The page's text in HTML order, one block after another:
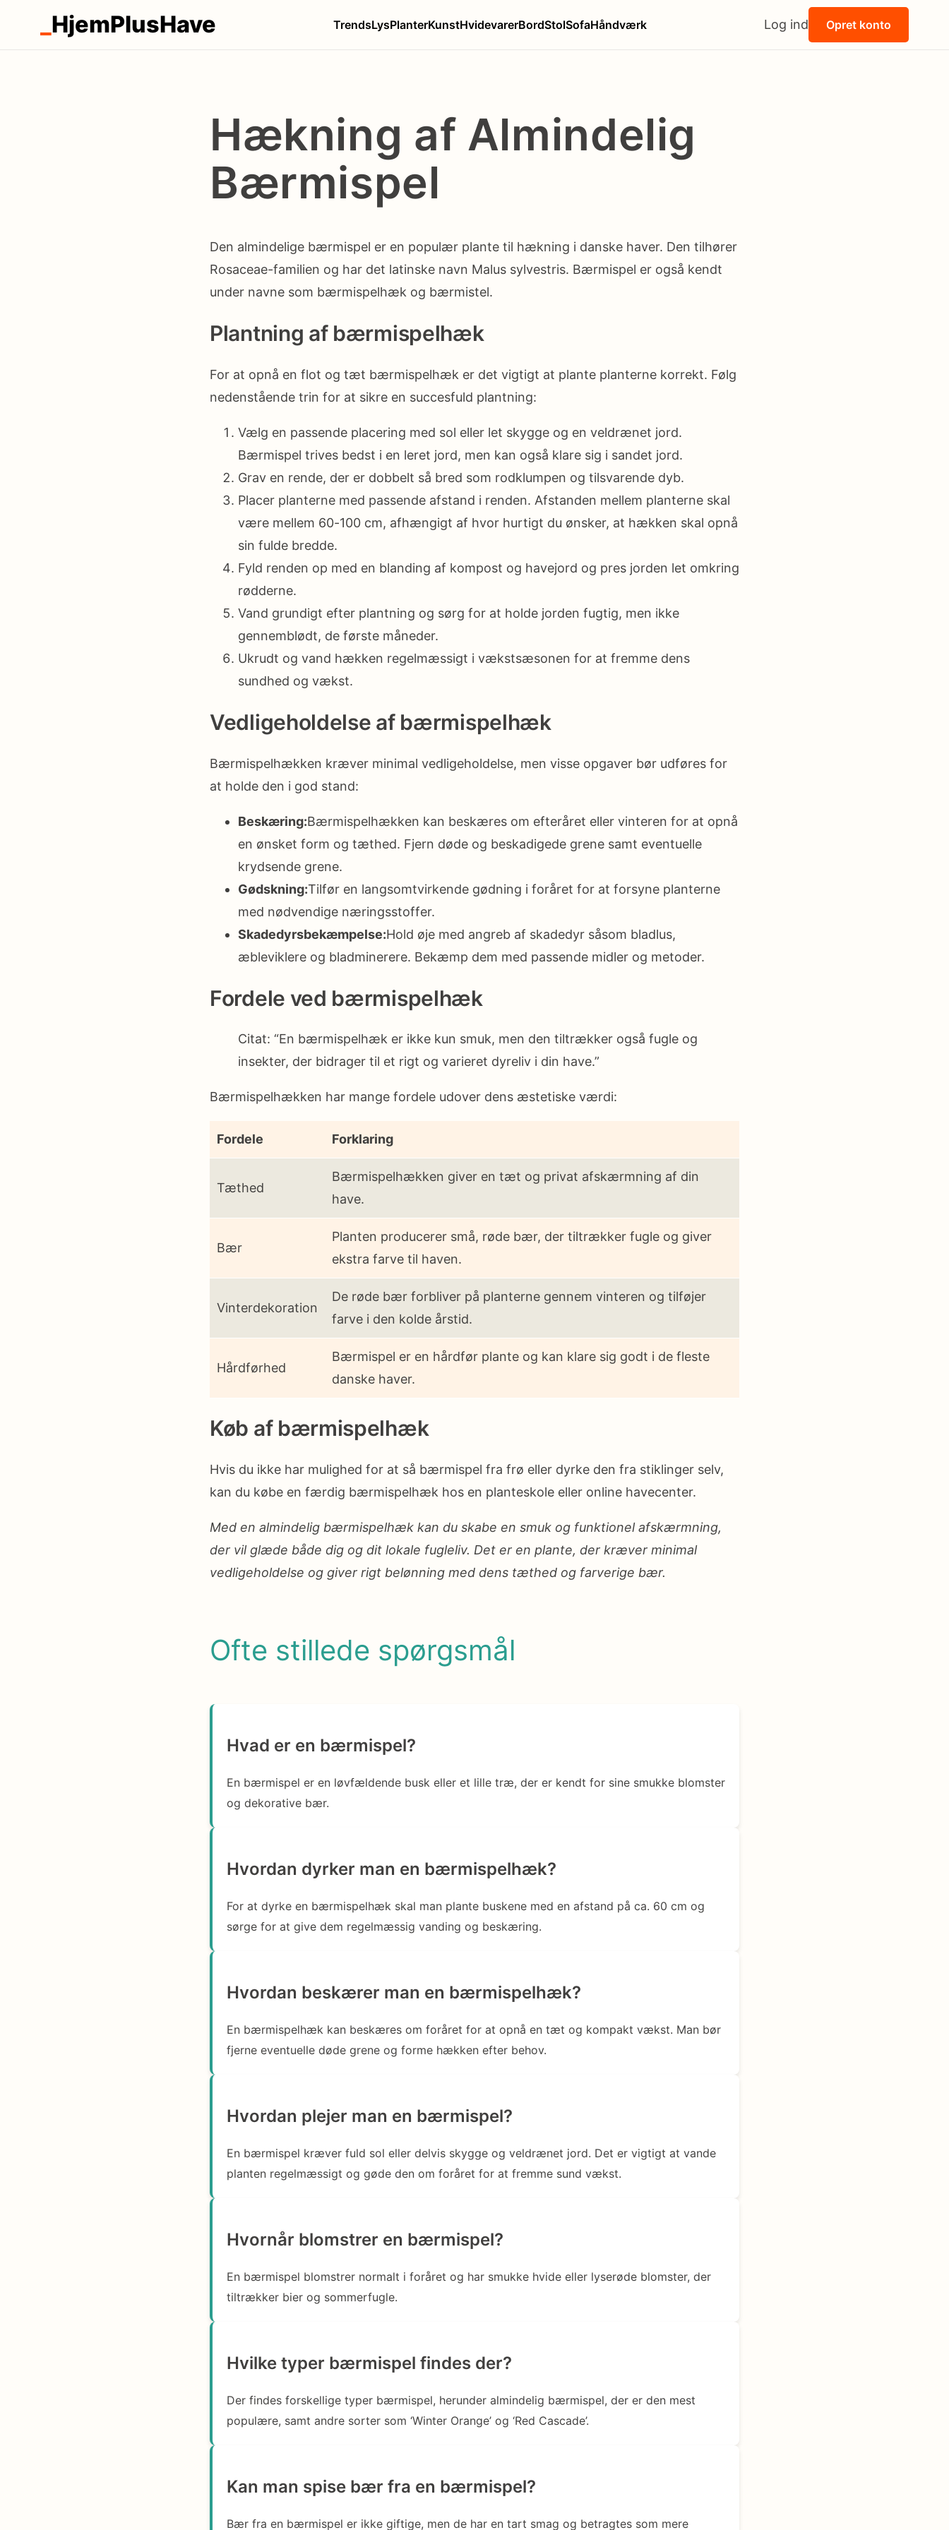
HjemPlusHave TrendsLysPlanterKunstHvidevarerBordStolSofaHåndværk Log ind Opret konto
Hækning af Almindelig
Bærmispel
Den almindelige bærmispel er en populær plante til hækning i danske haver. Den tilhører
Rosaceae-familien og har det latinske navn Malus sylvestris. Bærmispel er også kendt
under navne som bærmispelhæk og bærmistel.
Plantning af bærmispelhæk
For at opnå en flot og tæt bærmispelhæk er det vigtigt at plante planterne korrekt. Følg
nedenstående trin for at sikre en succesfuld plantning:
Vælg en passende placering med sol eller let skygge og en veldrænet jord.
Bærmispel trives bedst i en leret jord, men kan også klare sig i sandet jord.
Grav en rende, der er dobbelt så bred som rodklumpen og tilsvarende dyb.
Placer planterne med passende afstand i renden. Afstanden mellem planterne skal
være mellem 60-100 cm, afhængigt af hvor hurtigt du ønsker, at hækken skal opnå
sin fulde bredde.
Fyld renden op med en blanding af kompost og havejord og pres jorden let omkring
rødderne.
Vand grundigt efter plantning og sørg for at holde jorden fugtig, men ikke
gennemblødt, de første måneder.
Ukrudt og vand hækken regelmæssigt i vækstsæsonen for at fremme dens
sundhed og vækst.
Vedligeholdelse af bærmispelhæk
Bærmispelhækken kræver minimal vedligeholdelse, men visse opgaver bør udføres for
at holde den i god stand:
Beskæring:Bærmispelhækken kan beskæres om efteråret eller vinteren for at opnå
en ønsket form og tæthed. Fjern døde og beskadigede grene samt eventuelle
krydsende grene.
Gødskning:Tilfør en langsomtvirkende gødning i foråret for at forsyne planterne
med nødvendige næringsstoffer.
Skadedyrsbekæmpelse:Hold øje med angreb af skadedyr såsom bladlus,
æbleviklere og bladminerere. Bekæmp dem med passende midler og metoder.
Fordele ved bærmispelhæk
Citat: “En bærmispelhæk er ikke kun smuk, men den tiltrækker også fugle og
insekter, der bidrager til et rigt og varieret dyreliv i din have.”
Bærmispelhækken har mange fordele udover dens æstetiske værdi:
Fordele Forklaring
Tæthed
Bærmispelhækken giver en tæt og privat afskærmning af din
have.
Bær
Planten producerer små, røde bær, der tiltrækker fugle og giver
ekstra farve til haven.
Vinterdekoration
De røde bær forbliver på planterne gennem vinteren og tilføjer
farve i den kolde årstid.
Hårdførhed
Bærmispel er en hårdfør plante og kan klare sig godt i de fleste
danske haver.
Køb af bærmispelhæk
Hvis du ikke har mulighed for at så bærmispel fra frø eller dyrke den fra stiklinger selv,
kan du købe en færdig bærmispelhæk hos en planteskole eller online havecenter.
Med en almindelig bærmispelhæk kan du skabe en smuk og funktionel afskærmning,
der vil glæde både dig og dit lokale fugleliv. Det er en plante, der kræver minimal
vedligeholdelse og giver rigt belønning med dens tæthed og farverige bær.
Ofte stillede spørgsmål
Hvad er en bærmispel?
En bærmispel er en løvfældende busk eller et lille træ, der er kendt for sine smukke blomster
og dekorative bær.
Hvordan dyrker man en bærmispelhæk?
For at dyrke en bærmispelhæk skal man plante buskene med en afstand på ca. 60 cm og
sørge for at give dem regelmæssig vanding og beskæring.
Hvordan beskærer man en bærmispelhæk?
En bærmispelhæk kan beskæres om foråret for at opnå en tæt og kompakt vækst. Man bør
fjerne eventuelle døde grene og forme hækken efter behov.
Hvordan plejer man en bærmispel?
En bærmispel kræver fuld sol eller delvis skygge og veldrænet jord. Det er vigtigt at vande
planten regelmæssigt og gøde den om foråret for at fremme sund vækst.
Hvornår blomstrer en bærmispel?
En bærmispel blomstrer normalt i foråret og har smukke hvide eller lyserøde blomster, der
tiltrækker bier og sommerfugle.
Hvilke typer bærmispel findes der?
Der findes forskellige typer bærmispel, herunder almindelig bærmispel, der er den mest
populære, samt andre sorter som ‘Winter Orange’ og ‘Red Cascade’.
Kan man spise bær fra en bærmispel?
Bær fra en bærmispel er ikke giftige, men de har en tart smag og betragtes som mere